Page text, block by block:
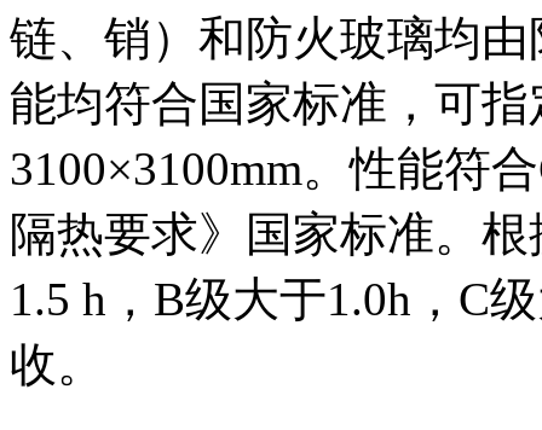
链、销）和防火玻璃均
能均符合国家标准，可
3100×3100mm。性能符
隔热要求》国家标准。
1.5 h，B级大于1.0h，C
收。